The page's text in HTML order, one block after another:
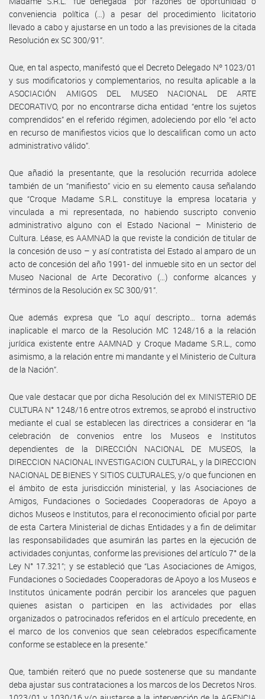
conveniencia política (…) a pesar del procedimiento licitatorio
llevado a cabo y ajustarse en un todo a las previsiones de la citada
Resolución ex SC 300/91”.
Que, en tal aspecto, manifestó que el Decreto Delegado Nº 1023/01
y sus modificatorios y complementarios, no resulta aplicable a la
ASOCIACIÓN AMIGOS DEL MUSEO NACIONAL DE ARTE
DECORATIVO, por no encontrarse dicha entidad “entre los sujetos
comprendidos” en el referido régimen, adoleciendo por ello “el acto
en recurso de manifiestos vicios que lo descalifican como un acto
administrativo válido”.
Que añadió la presentante, que la resolución recurrida adolece
también de un “manifiesto” vicio en su elemento causa señalando
que “Croque Madame S.R.L. constituye la empresa locataria y
vinculada a mi representada, no habiendo suscripto convenio
administrativo alguno con el Estado Nacional – Ministerio de
Cultura. Léase, es AAMNAD la que reviste la condición de titular de
la concesión de uso – y así contratista del Estado al amparo de un
acto de concesión del año 1991- del inmueble sito en un sector del
Museo Nacional de Arte Decorativo (…) conforme alcances y
términos de la Resolución ex SC 300/91”.
Que además expresa que “Lo aquí descripto… torna además
inaplicable el marco de la Resolución MC 1248/16 a la relación
jurídica existente entre AAMNAD y Croque Madame S.R.L., como
asimismo, a la relación entre mi mandante y el Ministerio de Cultura
de la Nación”.
Que vale destacar que por dicha Resolución del ex MINISTERIO DE
CULTURA N° 1248/16 entre otros extremos, se aprobó el instructivo
mediante el cual se establecen las directrices a considerar en “la
celebración de convenios entre los Museos e Institutos
dependientes de la DIRECCIÓN NACIONAL DE MUSEOS, la
DIRECCION NACIONAL INVESTIGACION CULTURAL, y la DIRECCION
NACIONAL DE BIENES Y SITIOS CULTURALES, y/o que funcionen en
el ámbito de esta jurisdicción ministerial, y las Asociaciones de
Amigos, Fundaciones o Sociedades Cooperadoras de Apoyo a
dichos Museos e Institutos, para el reconocimiento oficial por parte
de esta Cartera Ministerial de dichas Entidades y a fin de delimitar
las responsabilidades que asumirán las partes en la ejecución de
actividades conjuntas, conforme las previsiones del artículo 7° de la
Ley N° 17.321”; y se estableció que “Las Asociaciones de Amigos,
Fundaciones o Sociedades Cooperadoras de Apoyo a los Museos e
Institutos únicamente podrán percibir los aranceles que paguen
quienes asistan o participen en las actividades por ellas
organizados o patrocinados referidos en el artículo precedente, en
el marco de los convenios que sean celebrados específicamente
conforme se establece en la presente.”
Que, también reiteró que no puede sostenerse que su mandante
deba ajustar sus contrataciones a los marcos de los Decretos Nros.